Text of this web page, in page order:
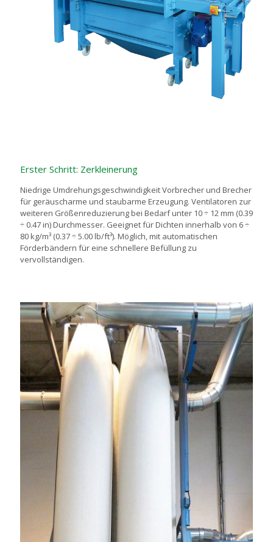
Erster Schritt: Zerkleinerung
Niedrige Umdrehungsgeschwindigkeit Vorbrecher und Brecher
für geräuscharme und staubarme Erzeugung. Ventilatoren zur
weiteren Größenreduzierung bei Bedarf unter 10 ÷ 12 mm (0.39
÷ 0.47 in) Durchmesser. Geeignet für Dichten innerhalb von 6 ÷
80 kg/m³ (0.37 ÷ 5.00 lb/ft³). Möglich, mit automatischen
Förderbändern für eine schnellere Befüllung zu
vervollständigen.